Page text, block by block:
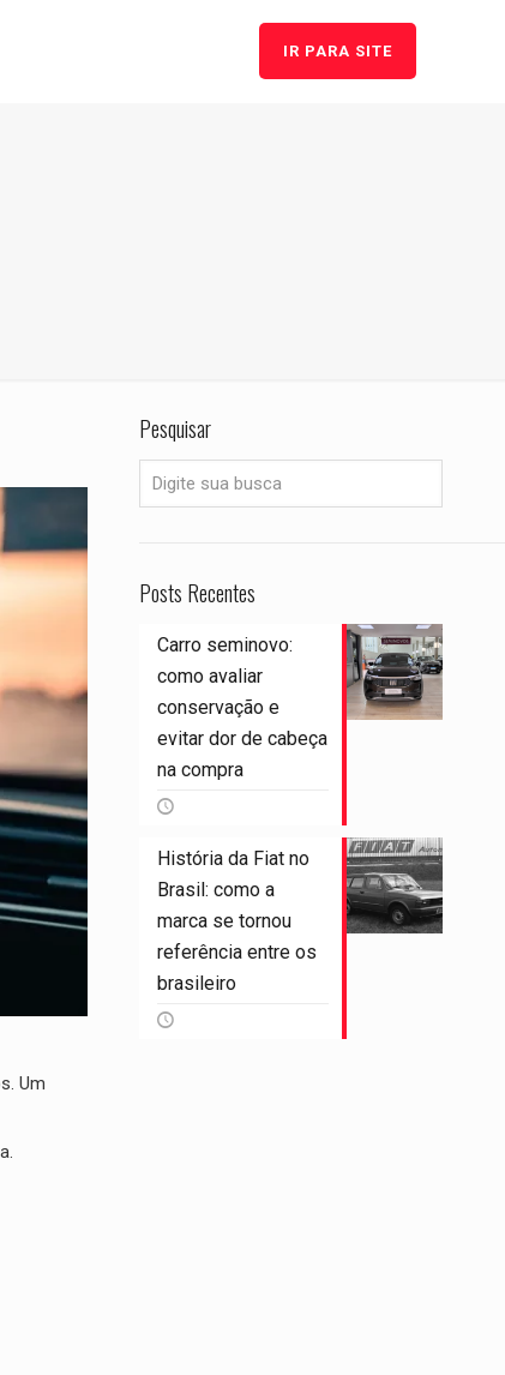
IR PARA SITE
Um
Pesquisar
Posts Recentes
Carro seminovo:
como avaliar
conservação e
evitar dor de cabeça
na compra
História da Fiat no
Brasil: como a
marca se tornou
referência entre os
brasileiro